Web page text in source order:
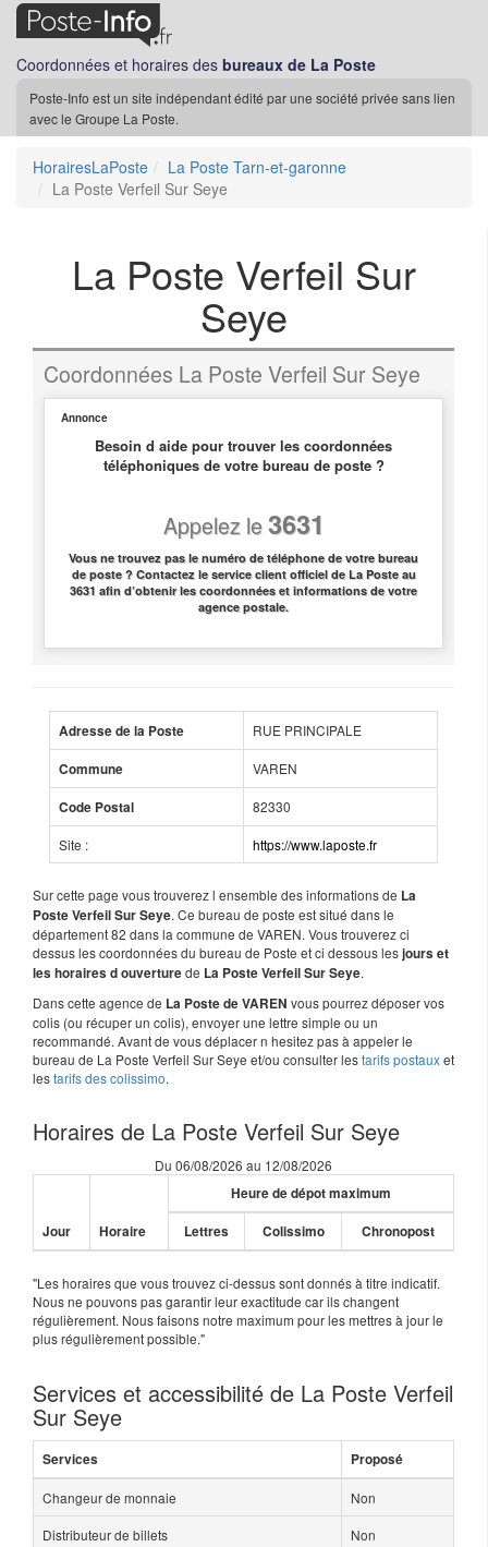
Coordonnées et horaires des bureaux de La Poste
Poste-Info est un site indépendant édité par une société privée sans lien
avec le Groupe La Poste.
HorairesLaPoste
La Poste Tarn-et-garonne
La Poste Verfeil Sur Seye
La Poste Verfeil Sur
Seye
Coordonnées La Poste Verfeil Sur Seye
Annonce
Besoin d aide pour trouver les coordonnées
téléphoniques de votre bureau de poste ?
Appelez le3631
Vous ne trouvez pas le numéro de téléphone de votre bureau
de poste ? Contactez le service client officiel de La Poste au
3631 afin d’obtenir les coordonnées et informations de votre
agence postale.
Adresse de la Poste RUE PRINCIPALE
Commune VAREN
Code Postal 82330
Site : https://www.laposte.fr
Sur cette page vous trouverez l ensemble des informations de La
Poste Verfeil Sur Seye. Ce bureau de poste est situé dans le
département 82 dans la commune de VAREN. Vous trouverez ci
dessus les coordonnées du bureau de Poste et ci dessous lesjours et
les horaires d ouverturede La Poste Verfeil Sur Seye.
Dans cette agence de La Poste de VAREN vous pourrez déposer vos
colis (ou récuper un colis), envoyer une lettre simple ou un
recommandé. Avant de vous déplacer n hesitez pas à appeler le
bureau de La Poste Verfeil Sur Seye et/ou consulter lestarifs postauxet
lestarifs des colissimo.
Horaires de La Poste Verfeil Sur Seye
Du 06/08/2026 au 12/08/2026
Jour Horaire
Heure de dépot maximum
Lettres Colissimo Chronopost
"Les horaires que vous trouvez ci-dessus sont donnés à titre indicatif.
Nous ne pouvons pas garantir leur exactitude car ils changent
régulièrement. Nous faisons notre maximum pour les mettres à jour le
plus régulièrement possible."
Services et accessibilité de La Poste Verfeil
Sur Seye
Services Proposé
Changeur de monnaie
Non
Distributeur de billets
Non